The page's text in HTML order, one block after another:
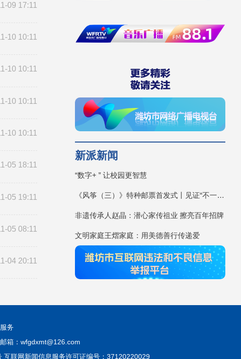
09 17:11
10 10:11
10 10:11
10 10:11
10 10:11
05 18:11
05 19:11
05 08:11
04 20:11
新派新闻
“数字+ ” 让校园更智慧
《风筝（三）》特种邮票首发式丨见证“不一YOUNG的潍坊”
非遗传承人赵晶：潜心家传祖业 擦亮百年招牌
文明家庭王熠家庭：用美德善行传递爱
务
箱：wfgdxmt@126.com
联网新闻信息服务许可证编号：37120220029